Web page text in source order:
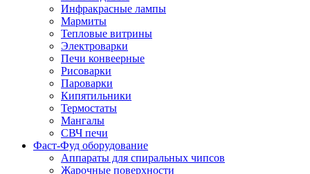
Инфракрасные лампы
Мармиты
Тепловые витрины
Электроварки
Печи конвеерные
Рисоварки
Пароварки
Кипятильники
Термостаты
Мангалы
СВЧ печи
Фаст-Фуд оборудование
Аппараты для спиральных чипсов
Жарочные поверхности